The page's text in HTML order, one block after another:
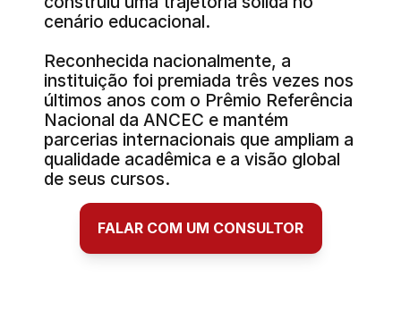
cenário educacional.
Reconhecida nacionalmente, a
instituição foi premiada três vezes nos
últimos anos com o Prêmio Referência
Nacional da ANCEC e mantém
parcerias internacionais que ampliam a
qualidade acadêmica e a visão global
de seus cursos.
FALAR COM UM CONSULTOR